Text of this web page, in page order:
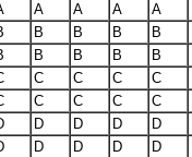
A A A A
B B B B
B B B B
C C C C
C C C C
D D D D
D D D D